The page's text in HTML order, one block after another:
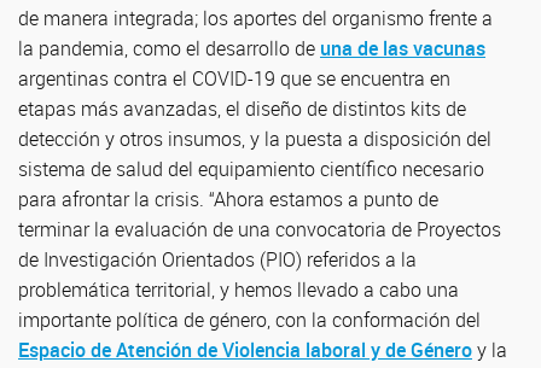
de manera integrada; los aportes del organismo frente a
la pandemia, como el desarrollo de una de las vacunas
argentinas contra el COVID-19 que se encuentra en
etapas más avanzadas, el diseño de distintos kits de
detección y otros insumos, y la puesta a disposición del
sistema de salud del equipamiento científico necesario
para afrontar la crisis. “Ahora estamos a punto de
terminar la evaluación de una convocatoria de Proyectos
de Investigación Orientados (PIO) referidos a la
problemática territorial, y hemos llevado a cabo una
importante política de género, con la conformación del
Espacio de Atención de Violencia laboral y de Géneroy la